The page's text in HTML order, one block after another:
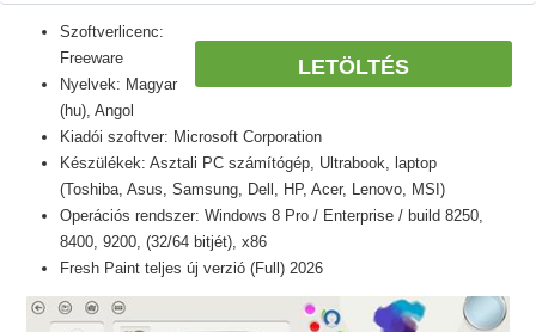
LETÖLTÉS
Szoftverlicenc:
Freeware
Nyelvek: Magyar
(hu), Angol
Kiadói szoftver: Microsoft Corporation
Készülékek: Asztali PC számítógép, Ultrabook, laptop
(Toshiba, Asus, Samsung, Dell, HP, Acer, Lenovo, MSI)
Operációs rendszer: Windows 8 Pro / Enterprise / build 8250,
8400, 9200, (32/64 bitjét), x86
Fresh Paint teljes új verzió (Full) 2026